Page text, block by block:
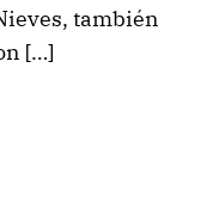
también
[…]